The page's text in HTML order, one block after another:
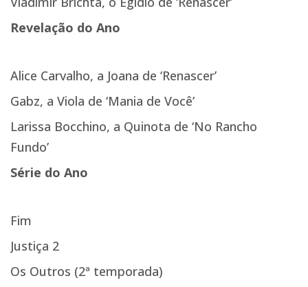
Revelação do Ano
Alice Carvalho, a Joana de ‘Renascer’
Gabz, a Viola de ‘Mania de Você’
Larissa Bocchino, a Quinota de ‘No Rancho
Fundo’
Série do Ano
Fim
Justiça 2
Os Outros (2ª temporada)